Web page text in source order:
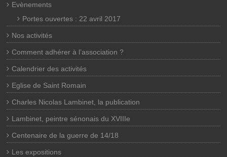
Evènements
Portes ouvertes : 22 avril 2017
Nos activités
Comment adhérer à l’association ?
Calendrier des activités
Eglise de Saint Romain
Charles Nicolas Lambinet, la publication
Lambinet, peintre sénonais du XVIIIe
Centenaire de la guerre de 14/18
Les expositions